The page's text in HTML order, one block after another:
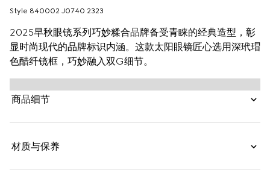
Style ‎840002 J0740 2323
2025早秋眼镜系列巧妙糅合品牌备受青睐的经典造型，彰
显时尚现代的品牌标识内涵。这款太阳眼镜匠心选用深玳瑁
色醋纤镜框，巧妙融入双G细节。
商品细节
材质与保养